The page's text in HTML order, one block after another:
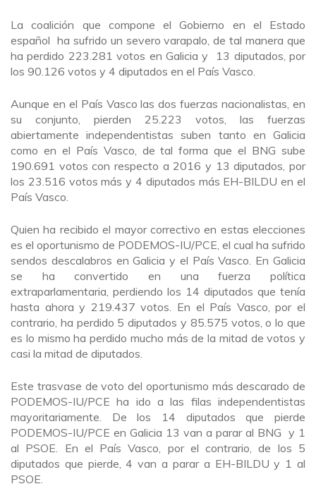
La coalición que compone el Gobierno en el Estado
español ha sufrido un severo varapalo, de tal manera que
ha perdido 223.281 votos en Galicia y 13 diputados, por
los 90.126 votos y 4 diputados en el País Vasco.
Aunque en el País Vasco las dos fuerzas nacionalistas, en
su conjunto, pierden 25.223 votos, las fuerzas
abiertamente independentistas suben tanto en Galicia
como en el País Vasco, de tal forma que el BNG sube
190.691 votos con respecto a 2016 y 13 diputados, por
los 23.516 votos más y 4 diputados más EH-BILDU en el
País Vasco.
Quien ha recibido el mayor correctivo en estas elecciones
es el oportunismo de PODEMOS-IU/PCE, el cual ha sufrido
sendos descalabros en Galicia y el País Vasco. En Galicia
se ha convertido en una fuerza política
extraparlamentaria, perdiendo los 14 diputados que tenía
hasta ahora y 219.437 votos. En el País Vasco, por el
contrario, ha perdido 5 diputados y 85.575 votos, o lo que
es lo mismo ha perdido mucho más de la mitad de votos y
casi la mitad de diputados.
Este trasvase de voto del oportunismo más descarado de
PODEMOS-IU/PCE ha ido a las filas independentistas
mayoritariamente. De los 14 diputados que pierde
PODEMOS-IU/PCE en Galicia 13 van a parar al BNG y 1
al PSOE. En el País Vasco, por el contrario, de los 5
diputados que pierde, 4 van a parar a EH-BILDU y 1 al
PSOE.